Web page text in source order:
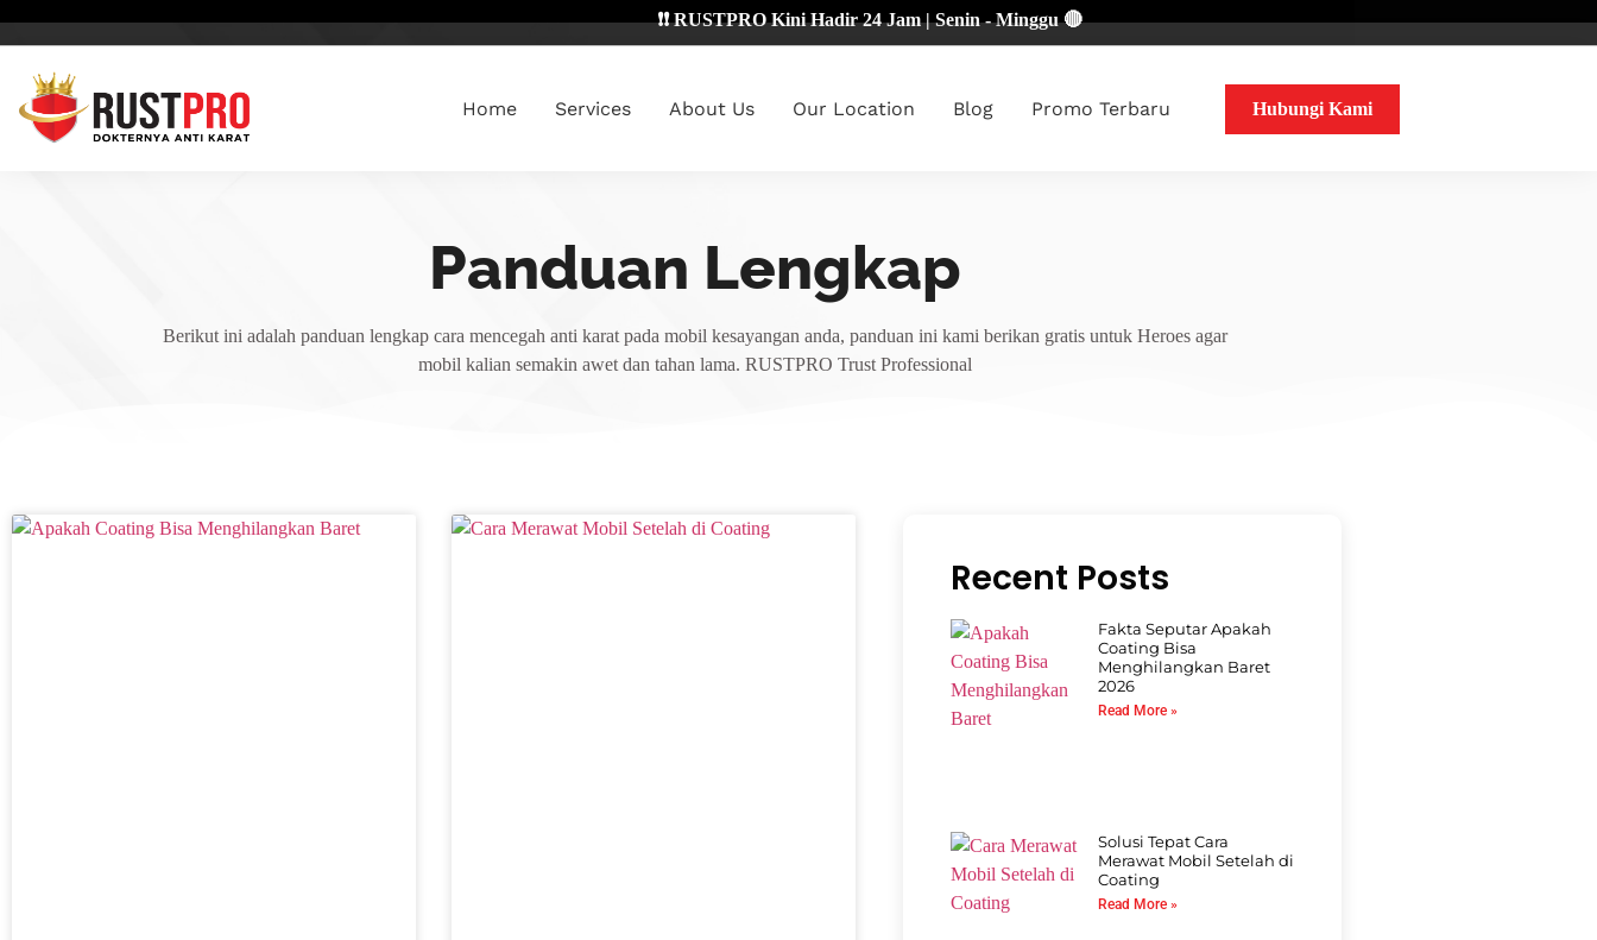
❗❗ RUSTPRO Kini Hadir 24 Jam | Senin - Minggu 🔴
Home Services About Us Our Location Blog Promo Terbaru Hubungi Kami
Panduan Lengkap
Berikut ini adalah panduan lengkap cara mencegah anti karat pada mobil kesayangan anda, panduan ini kami berikan gratis untuk Heroes agar
mobil kalian semakin awet dan tahan lama. RUSTPRO Trust Professional
Recent Posts
Fakta Seputar Apakah
Coating Bisa
Menghilangkan Baret
2026
Read More »
Solusi Tepat Cara
Merawat Mobil Setelah di
Coating
Read More »